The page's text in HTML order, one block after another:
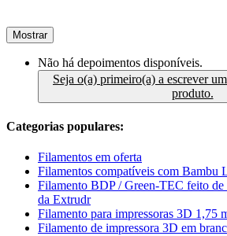
Mostrar
Não há depoimentos disponíveis.
Seja o(a) primeiro(a) a escrever
produto.
Categorias populares:
Filamentos em oferta
Filamentos compatíveis com Bambu
Filamento BDP / Green-TEC feito de
da Extrudr
Filamento para impressoras 3D 1,75
Filamento de impressora 3D em